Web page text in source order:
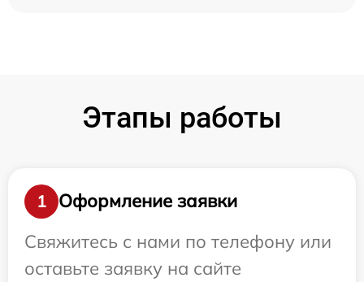
Этапы работы
1
Оформление заявки
Свяжитесь с нами по телефону или
оставьте заявку на сайте